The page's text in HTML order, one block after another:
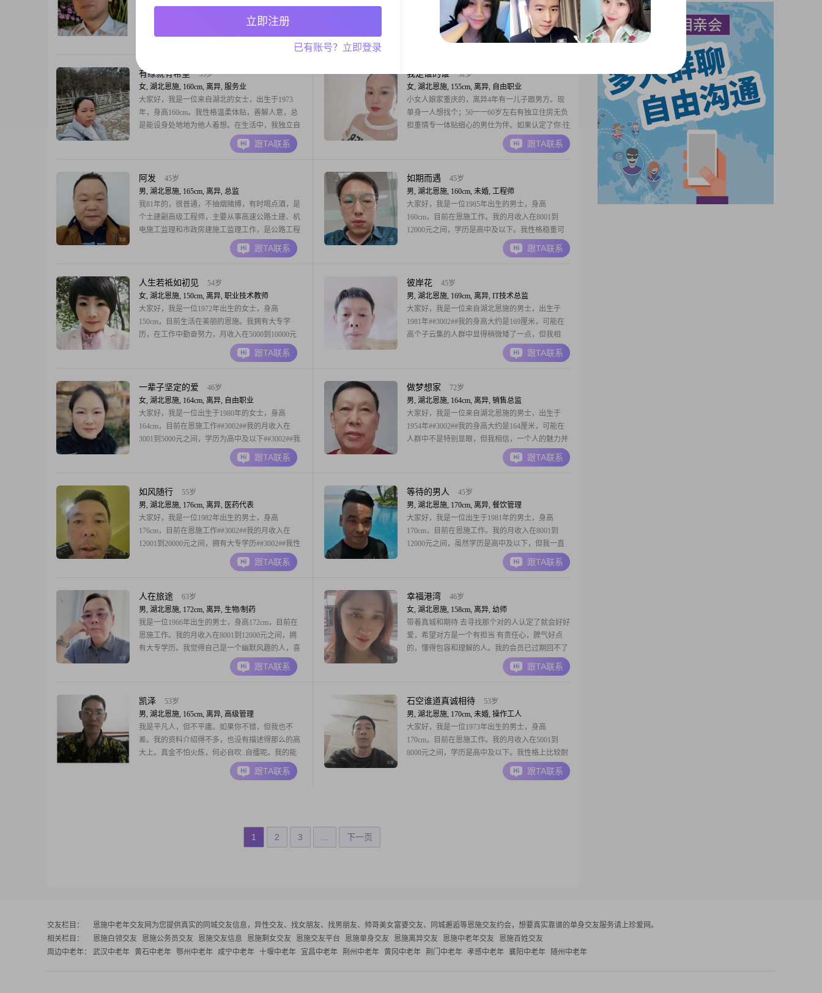
位会弹吉他的“大女孩”浪迹天涯，边走边唱。
跟TA联系
在在恩施工作##3002##我的月收入在12001到20000
元之间，学历是高中及以下##3002##我这个人性格
比较直接，平时热情开朗，也善于沟通，有什么想
##3001##
跟TA联系
有缘就有希望
53岁
女, 湖北恩施, 160cm, 离异, 服务业
大家好，我是一位来自湖北的女士，出生于1973
年，身高160cm。我性格温柔体贴，善解人意，总
是能设身处地地为他人着想。在生活中，我独立自
信，乐观积极，面对困难时总能保持坚韧不拔的态
度。我的学历是中专，虽然不是很高，但我一直在
知识和经验。目前，我的月收入在3000元以上，但
我
跟TA联系
我是谁的谁
52岁
女, 湖北恩施, 155cm, 离异, 自由职业
小女人娘家重庆的，离异4年有一儿子跟男方。现
单身一人想找个；50一一60岁左右有独立住房无负
担重情专一体贴细心的男仕为伴。如果认定了你:往
后余生陪你一起哭一起笑一起玩一起闹，你在哪儿
哪里就是我的家。我不是会员看不到你们的信息。
跟TA联系
阿发
45岁
男, 湖北恩施, 165cm, 离异, 总监
我81年的，很普通，不抽烟赌搏，有时喝点酒，是
个土建副高级工程师，主要从事高速公路土建、机
电施工监理和市政房建施工监理工作，是公路工程
一级建造师、广西房建市政水利二级建造师，交通
部建设部监理工程师，道路桥隧检测工程师，原来
集团，是项目负责人，目前在湖北G50沪渝高速宜
昌至恩施
跟TA联系
如期而遇
45岁
男, 湖北恩施, 160cm, 未婚, 工程师
大家好，我是一位1985年出生的男士，身高
160cm，目前在恩施工作。我的月收入在8001到
12000元之间，学历是高中及以下。我性格稳重可
靠，真诚待人，勤俭节约，有很强的责任感。在生
活中，我随和易相处，耐心包容，乐观积极，对待
一个爱好，那就是跑步。我喜欢在清晨或者傍晚的
时候
跟TA联系
人生若袛如初见
54岁
女, 湖北恩施, 150cm, 离异, 职业技术教师
大家好，我是一位1972年出生的女士，身高
150cm，目前生活在美丽的恩施。我拥有大专学
历，在工作中勤奋努力，月收入在5000到10000元
之间。我性格开朗，总是爱笑，善于理解他人的感
受，随和易相处。热爱生活的我，喜欢精致的生活
都能让我感到满足和快乐。在生活中，我温柔体
贴，乐
跟TA联系
彼岸花
45岁
男, 湖北恩施, 169cm, 离异, IT技术总监
大家好，我是一位来自湖北恩施的男士，出生于
1981年##3002##我的身高大约是169厘米，可能在
高个子云集的人群中显得稍微矮了一点，但我相
信，身高并不是衡量一个人的全部标准##3002##目
前，我的月收入在3000元以下，虽然不算富裕，但
日子一定会越来越好##3002##
跟TA联系
一辈子坚定的爱
46岁
女, 湖北恩施, 164cm, 离异, 自由职业
大家好，我是一位出生于1980年的女士，身高
164cm，目前在恩施工作##3002##我的月收入在
3001到5000元之间，学历为高中及以下##3002##我
性格理性冷静，在生活中非常注重仪式感，追求简
单而真实的幸福##3002##平时我喜欢美食烹饪，也
##3002##我认为在感
跟TA联系
做梦想家
72岁
男, 湖北恩施, 164cm, 离异, 销售总监
大家好，我是一位来自湖北恩施的男士，出生于
1954年##3002##我的身高大约是164厘米，可能在
人群中不是特别显眼，但我相信，一个人的魅力并
不仅仅取决于外在的身高##3002##我目前的月收入
在3000元以下，虽然不算富裕，但我一直秉持着稳
##3002##我的学历是高中及以
跟TA联系
如风随行
55岁
男, 湖北恩施, 176cm, 离异, 医药代表
大家好，我是一位1982年出生的男士，身高
176cm，目前在恩施工作##3002##我的月收入在
12001到20000元之间，拥有大专学历##3002##我性
格稳重可靠，责任感强，真诚待人##3002##在生活
中，我一直秉持着认真负责的态度，对待工作和家
的人，重视家庭
跟TA联系
等待的男人
45岁
男, 湖北恩施, 170cm, 离异, 餐饮管理
大家好，我是一位出生于1981年的男士，身高
170cm，目前在恩施工作。我的月收入在8001到
12000元之间，虽然学历是高中及以下，但我一直
保持着学习和进步的态度。性格方面，我比较耐心
包容，不容易发脾气，懂得退让和理解他人。我认
会尽量冷静和理智。平时我也很随和易相处，喜欢
和
跟TA联系
人在旅途
63岁
男, 湖北恩施, 172cm, 离异, 生物/制药
我是一位1966年出生的男士，身高172cm，目前在
恩施工作。我的月收入在8001到12000元之间，拥
有大专学历。我觉得自己是一个幽默风趣的人，喜
欢在生活中找乐趣，也善于用幽默的方式与人交
流，让气氛变得轻松愉快。性格方面，我随和易相
情非常认真，真诚可靠是我对自己的评价。我认
跟TA联系
幸福港湾
46岁
女, 湖北恩施, 158cm, 离异, 幼师
带着真城和期待 去寻找那个对的人认定了就会好好
爱，希望对方是一个有担当 有责任心，脾气好点
的，懂得包容和理解的人。我的会员已过期回不了
跟TA联系
凯泽
53岁
男, 湖北恩施, 165cm, 离异, 高级管理
我是平凡人，但不平庸。如果你不错，但我也不
差。我的资料介绍得不多，也没有描述得那么的高
大上。真金不怕火炼，何必自吹..自擂呢。我的能
力不算强，能够养家，能够使家过上中上层次...生
活。我开朗大方坦荡诚实，胆大心细有担当。我不
跟TA联系
石空谁道真诚相待
53岁
男, 湖北恩施, 170cm, 未婚, 操作工人
大家好，我是一位1973年出生的男士，身高
170cm，目前在恩施工作。我的月收入在5001到
8000元之间，学历是高中及以下。我性格上比较耐
心包容，成熟稳重，随和易相处。在生活中，我注
重家庭和朋友的感受，喜欢与家人朋友共度时光。
跟TA联系
1 2 3 下一页
交友栏目： 恩施中老年交友网 为您提供真实的同城交友信息，异性交友、找女朋友、找男朋友、帅哥美女富婆交友、同城邂逅等恩施交友约会，想要真实靠谱的单身交友服务请上珍爱网。
相关栏目：
恩施白领交友 恩施公务员交友 恩施交友信息 恩施剩女交友 恩施交友平台 恩施单身交友 恩施离异交友 恩施中老年交友
恩施百姓交友
周边中老年：
武汉中老年 黄石中老年 鄂州中老年 咸宁中老年 十堰中老年 宜昌中老年 荆州中老年 黄冈中老年 荆门中老年 孝感中老年 襄阳中老年 随州中老年
立即注册
已有账号？立即登录